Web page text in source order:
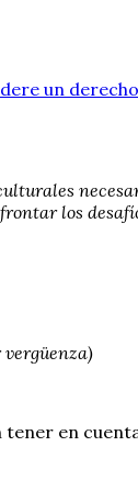
un
los
en